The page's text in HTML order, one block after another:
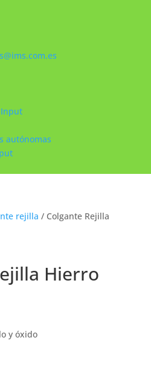
autónomas
rejilla / Colgante Rejilla
Hierro
y óxido